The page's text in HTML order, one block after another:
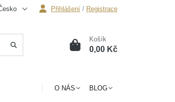
Přihlášení / Registrace
0 Košík
0,00 Kč
O NÁS BLOG